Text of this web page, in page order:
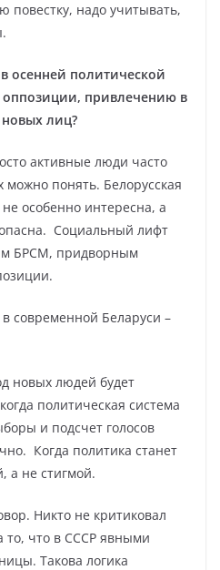
надо учитывать,
осенней политической
привлечению в
лиц?
активные люди часто
понять. Белорусская
особенно интересна, а
Социальный лифт
БРСМ, придворным
современной Беларуси –
новых людей будет
политическая система
и подсчет голосов
Когда политика станет
а не стигмой.
Никто не критиковал
то, что в СССР явными
Такова логика